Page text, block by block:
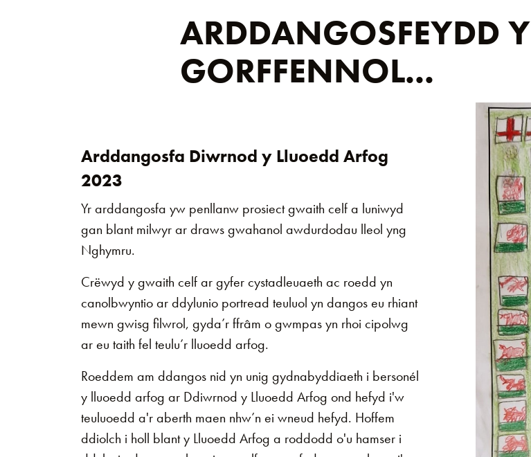
ARDDANGOSFEYDD Y
GORFFENNOL...
Arddangosfa Diwrnod y Lluoedd Arfog
2023
Yr arddangosfa yw penllanw prosiect gwaith celf a luniwyd
gan blant milwyr ar draws gwahanol awdurdodau lleol yng
Nghymru.
Crëwyd y gwaith celf ar gyfer cystadleuaeth ac roedd yn
canolbwyntio ar ddylunio portread teuluol yn dangos eu rhiant
mewn gwisg filwrol, gyda’r ffrâm o gwmpas yn rhoi cipolwg
ar eu taith fel teulu’r lluoedd arfog.
Roeddem am ddangos nid yn unig gydnabyddiaeth i bersonél
y lluoedd arfog ar Ddiwrnod y Lluoedd Arfog ond hefyd i'w
teuluoedd a'r aberth maen nhw’n ei wneud hefyd. Hoffem
ddiolch i holl blant y Lluoedd Arfog a roddodd o'u hamser i